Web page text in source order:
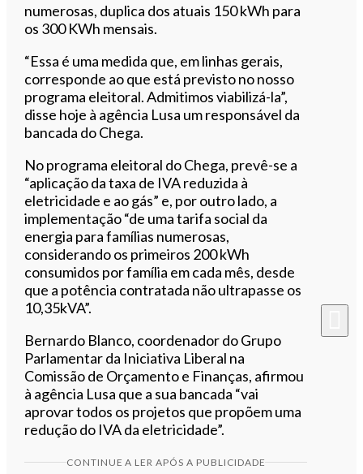
numerosas, duplica dos atuais 150 kWh para
os 300 KWh mensais.
“Essa é uma medida que, em linhas gerais,
corresponde ao que está previsto no nosso
programa eleitoral. Admitimos viabilizá-la”,
disse hoje à agência Lusa um responsável da
bancada do Chega.
No programa eleitoral do Chega, prevê-se a
“aplicação da taxa de IVA reduzida à
eletricidade e ao gás” e, por outro lado, a
implementação “de uma tarifa social da
energia para famílias numerosas,
considerando os primeiros 200 kWh
consumidos por família em cada mês, desde
que a potência contratada não ultrapasse os
10,35kVA”.
Bernardo Blanco, coordenador do Grupo
Parlamentar da Iniciativa Liberal na
Comissão de Orçamento e Finanças, afirmou
à agência Lusa que a sua bancada “vai
aprovar todos os projetos que propõem uma
redução do IVA da eletricidade”.
CONTINUE A LER APÓS A PUBLICIDADE